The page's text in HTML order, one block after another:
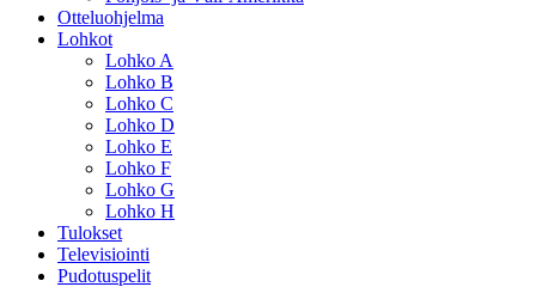
Otteluohjelma
Lohkot
Lohko A
Lohko B
Lohko C
Lohko D
Lohko E
Lohko F
Lohko G
Lohko H
Tulokset
Televisiointi
Pudotuspelit